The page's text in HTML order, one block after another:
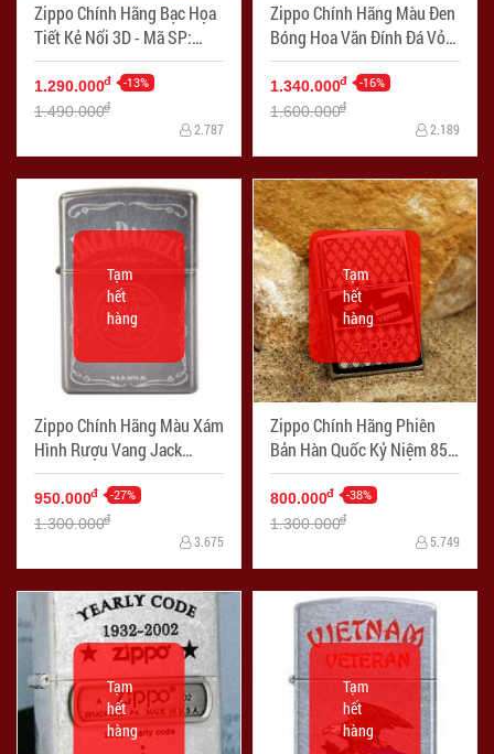
Zippo Chính Hãng Bạc Họa
Tiết Kẻ Nổi 3D - Mã SP:
ZPC1287
1.290.000đ -13%
1.490.000đ
2.787
Zippo Chính Hãng Màu Đen
Bóng Hoa Văn Đính Đá Vỏ
Dày - Mã SP: ZPC1302
1.340.000đ -16%
1.600.000đ
2.189
Zippo Chính Hãng Màu Xám
Hình Rượu Vang Jack
Daniel - Mã SP: ZPC1330
Tạm
hết
hàng
950.000đ -27%
1.300.000đ
3.675
Zippo Chính Hãng Phiên
Bản Hàn Quốc Kỷ Niệm 85
Năm - Mã SP: ZPC1335
Tạm
hết
hàng
800.000đ -38%
1.300.000đ
5.749
Tạm
hết
hàng
Tạm
hết
hàng